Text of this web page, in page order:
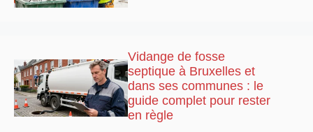
Vidange de fosse
septique à Bruxelles et
dans ses communes : le
guide complet pour rester
en règle